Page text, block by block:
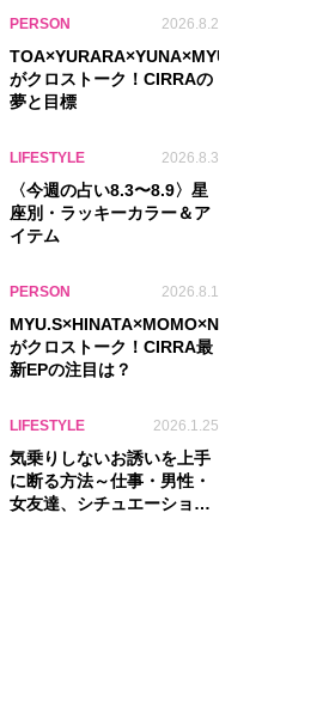
PERSON 2026.8.2
TOA×YURARA×YUNA×MYU.Y×MANON
がクロストーク！CIRRAの
夢と目標
LIFESTYLE 2026.8.3
〈今週の占い8.3〜8.9〉星
座別・ラッキーカラー＆ア
イテム
PERSON 2026.8.1
がクロストーク！CIRRA最
新EPの注目は？
LIFESTYLE 2026.1.25
気乗りしないお誘いを上手
に断る方法～仕事・男性・
女友達、シチュエーション